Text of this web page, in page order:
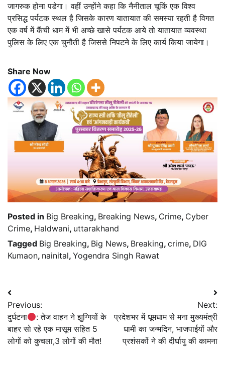
जागरुक होना पडेगा। वहीं उन्होंने कहा कि नैनीताल चूकिं एक विश्व
प्रसिद्ध पर्यटक स्थल है जिसके कारण यातायात की समस्या रहती है विगत
एक वर्ष में कैंची धाम में भी अच्छे खासे पर्यटक आये तो यातायात व्यवस्था
पुलिस के लिए एक चुनौती है जिससे निपटने के लिए कार्य किया जायेगा।
Share Now
Posted in Big Breaking, Breaking News, Crime, Cyber
Crime, Haldwani, uttarakhand
Tagged Big Breaking, Big News, Breaking, crime, DIG
Kumaon, nainital, Yogendra Singh Rawat
Post
navigation
Previous:
दुर्घटना
: तेज वाहन ने झुग्गियों के
बाहर सो रहे एक मासूम सहित 5
लोगों को कुचला,3 लोगों की मौत!
Next:
प्रदेशभर में धूमधाम से मना मुख्यमंत्री
धामी का जन्मदिन, भाजपाईयों और
प्रशंसकों ने की दीर्घायु की कामना